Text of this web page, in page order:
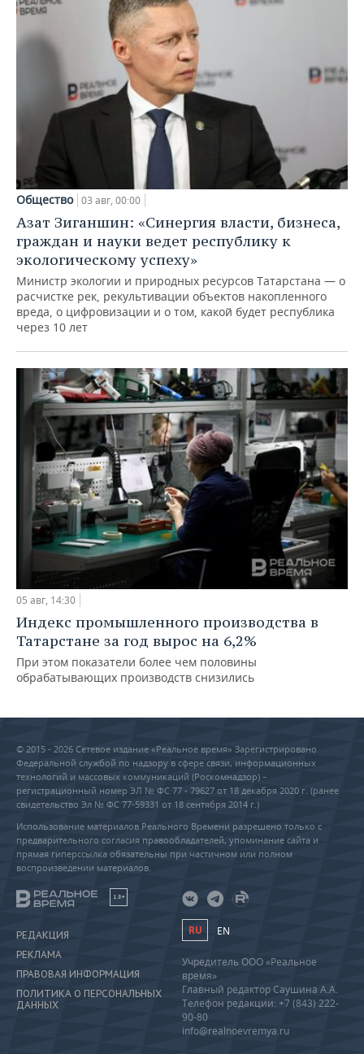
Общество 03 авг, 00:00
Азат Зиганшин: «Синергия власти, бизнеса,
граждан и науки ведет республику к
экологическому успеху»
Министр экологии и природных ресурсов Татарстана — о
расчистке рек, рекультивации объектов накопленного
вреда, о цифровизации и о том, какой будет республика
через 10 лет
05 авг, 14:30
Индекс промышленного производства в
Татарстане за год вырос на 6,2%
При этом показатели более чем половины
обрабатывающих производств снизились
© 2015 - 2026 Сетевое издание «Реальное время» Зарегистрировано
Федеральной службой по надзору в сфере связи, информационных
технологий и массовых коммуникаций (Роскомнадзор) –
регистрационный номер ЭЛ № ФС 77 - 79627 от 18 декабря 2020 г. (ранее
свидетельство Эл № ФС 77-59331 от 18 сентября 2014 г.)
Использование материалов Реального Времени разрешено только с
предварительного согласия правообладателей, упоминание сайта и
прямая гиперссылка обязательны при частичном или полном
воспроизведении материалов.
18+
РЕДАКЦИЯ
РЕКЛАМА
ПРАВОВАЯ ИНФОРМАЦИЯ
ПОЛИТИКА О ПЕРСОНАЛЬНЫХ
ДАННЫХ
RU EN
Учредитель ООО «Реальное
время»
Главный редактор Саушина А.А.
Телефон редакции: +7 (843) 222-
90-80
info@realnoevremya.ru